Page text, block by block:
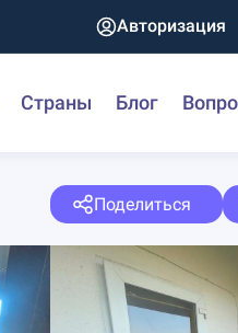
Авторизация
Страны Блог
Поделиться